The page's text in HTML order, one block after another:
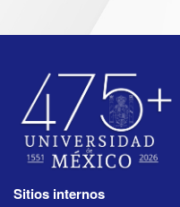
Sitios internos